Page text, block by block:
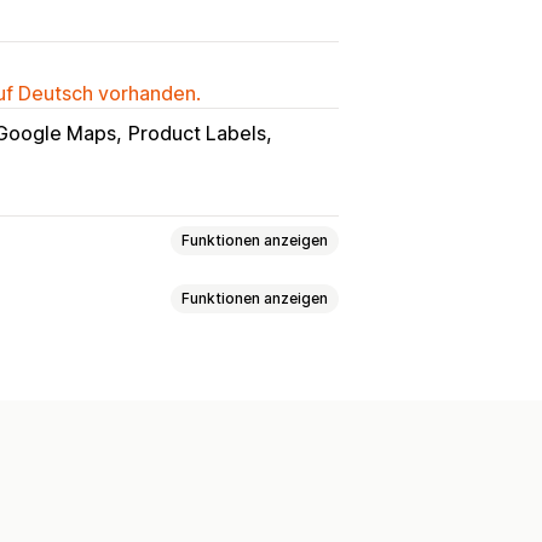
Deutsch vorhanden.
Maps Product Labels
Funktionen anzeigen
Funktionen anzeigen